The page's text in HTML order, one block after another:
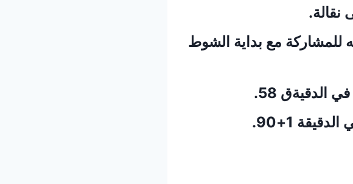
نقالة.
للمشاركة مع بداية الشوط
58.
1+90.